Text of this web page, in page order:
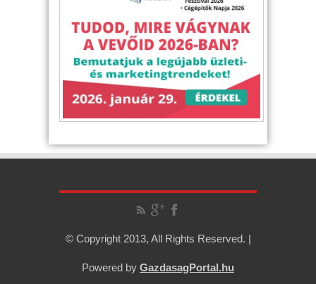
© Copyright 2013, All Rights Reserved. |
Powered by GazdasagPortal.hu